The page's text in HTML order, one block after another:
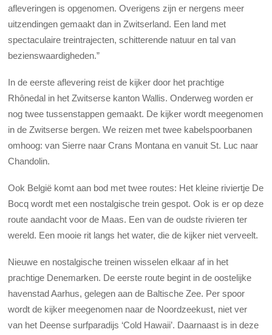
afleveringen is opgenomen. Overigens zijn er nergens meer
uitzendingen gemaakt dan in Zwitserland. Een land met
spectaculaire treintrajecten, schitterende natuur en tal van
bezienswaardigheden.”
In de eerste aflevering reist de kijker door het prachtige
Rhônedal in het Zwitserse kanton Wallis. Onderweg worden er
nog twee tussenstappen gemaakt. De kijker wordt meegenomen
in de Zwitserse bergen. We reizen met twee kabelspoorbanen
omhoog: van Sierre naar Crans Montana en vanuit St. Luc naar
Chandolin.
Ook België komt aan bod met twee routes: Het kleine riviertje De
Bocq wordt met een nostalgische trein gespot. Ook is er op deze
route aandacht voor de Maas. Een van de oudste rivieren ter
wereld. Een mooie rit langs het water, die de kijker niet verveelt.
Nieuwe en nostalgische treinen wisselen elkaar af in het
prachtige Denemarken. De eerste route begint in de oostelijke
havenstad Aarhus, gelegen aan de Baltische Zee. Per spoor
wordt de kijker meegenomen naar de Noordzeekust, niet ver
van het Deense surfparadijs ‘Cold Hawaii’. Daarnaast is in deze